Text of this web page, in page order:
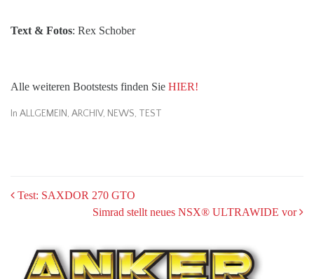
Text & Fotos: Rex Schober
Alle weiteren Bootstests finden Sie HIER!
In ALLGEMEIN, ARCHIV, NEWS, TEST
POST
NAVIGATION
Test: SAXDOR 270 GTO
Simrad stellt neues NSX® ULTRAWIDE vor